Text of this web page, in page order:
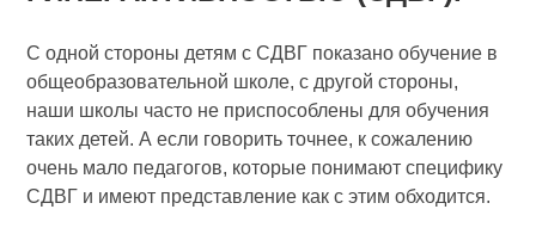
С одной стороны детям с СДВГ показано обучение в
общеобразовательной школе, с другой стороны,
наши школы часто не приспособлены для обучения
таких детей. А если говорить точнее, к сожалению
очень мало педагогов, которые понимают специфику
СДВГ и имеют представление как с этим обходится.